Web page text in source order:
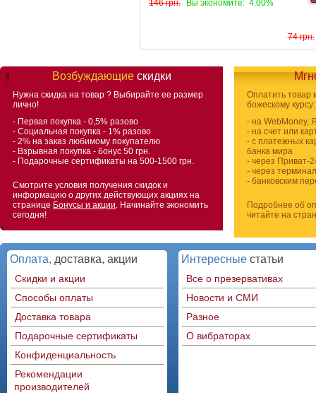
146 грн.
Вы экономите: 4.00%
74 грн.
Возбуждающиескидки
Нужна скидка на товар ? Выбирайте ее размер
лично!
- Первая покупка - 0,5% разово
- Социальная покупка - 1% разово
- 2% на заказ любимому покупателю
- Взрывная покупка - бонус 50 грн.
- Подарочные сертификаты на 500-1500 грн.
Смотрите условия получения скидок и
информацию о других действующих акциях на
странице Бонусы и акции. Начинайте экономить
сегодня!
Оплатить товар
божескому курсу:
- на WebMoney,
- на счет или
- с платежных
банка мира
- через Приват-
- через
- банковским
Подробнее об
читайте на
Оплата, доставка, акции
Скидки и акции
Способы оплаты
Доставка товара
Подарочные сертификаты
Конфиденциальность
Рекомендации
производителей
Интересные статьи
Все о презервативах
Новости и СМИ
Разное
О вибраторах